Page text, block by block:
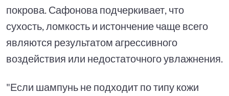
покрова. Сафонова подчеркивает, что
сухость, ломкость и истончение чаще всего
являются результатом агрессивного
воздействия или недостаточного увлажнения.
"Если шампунь не подходит по типу кожи